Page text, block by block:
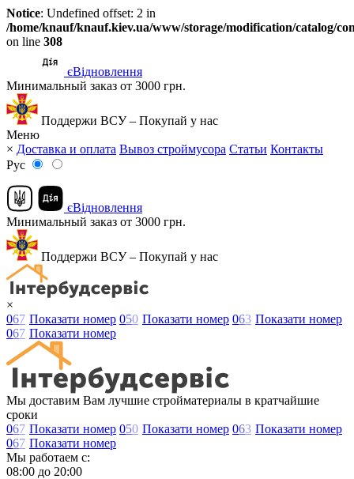
Notice: Undefined offset: 2 in
/home/knauf/knauf.kiev.ua/www/storage/modification/catalog/
on line 308
єВідновлення
Минимальный заказ от 3000 грн.
Поддержи ВСУ – Покупай у нас
Меню
× Доставка и оплата Вывоз строймусора Статьи Контакты
Рус
єВідновлення
Минимальный заказ от 3000 грн.
Поддержи ВСУ – Покупай у нас
×
067 Показати номер 050 Показати номер 063 Показати номер
067 Показати номер
Мы доставим Вам лучшие стройматериалы в кратчайшие
сроки
067 Показати номер 050 Показати номер 063 Показати номер
067 Показати номер
Мы работаем с:
08:00 до 20:00